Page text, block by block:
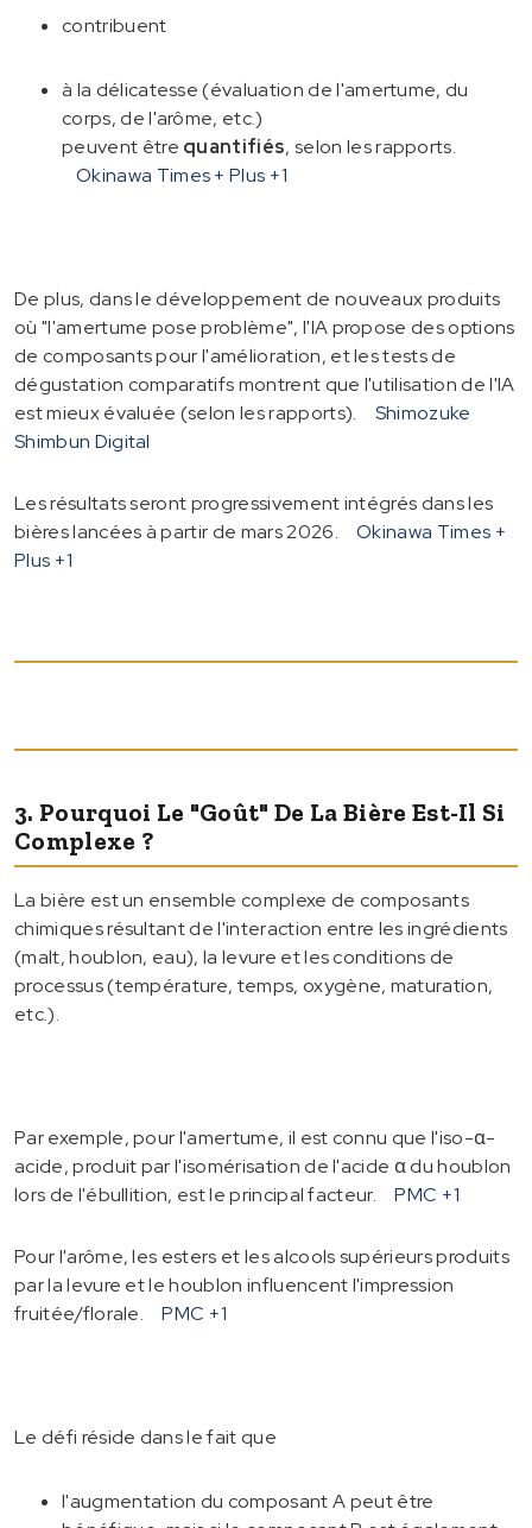
contribuent
à la délicatesse (évaluation de l'amertume, du
corps, de l'arôme, etc.)
peuvent être quantifiés, selon les rapports.
Okinawa Times + Plus +1
De plus, dans le développement de nouveaux produits
où "l'amertume pose problème", l'IA propose des options
de composants pour l'amélioration, et les tests de
dégustation comparatifs montrent que l'utilisation de l'IA
est mieux évaluée (selon les rapports).
Shimozuke
Shimbun Digital
Les résultats seront progressivement intégrés dans les
bières lancées à partir de mars 2026.
Okinawa Times +
Plus +1
3. Pourquoi Le "goût" De La Bière Est-Il Si
Complexe ?
La bière est un ensemble complexe de composants
chimiques résultant de l'interaction entre les ingrédients
(malt, houblon, eau), la levure et les conditions de
processus (température, temps, oxygène, maturation,
etc.).
Par exemple, pour l'amertume, il est connu que l'iso-α-
acide, produit par l'isomérisation de l'acide α du houblon
lors de l'ébullition, est le principal facteur.
PMC +1
Pour l'arôme, les esters et les alcools supérieurs produits
par la levure et le houblon influencent l'impression
fruitée/florale.
PMC +1
Le défi réside dans le fait que
l'augmentation du composant A peut être